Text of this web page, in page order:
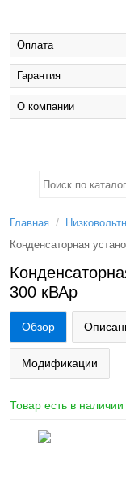
Оплата
Гарантия
О компании
Главная /
Конденсаторная
300 кВАр
Обзор
Модификации
Товар есть в наличии